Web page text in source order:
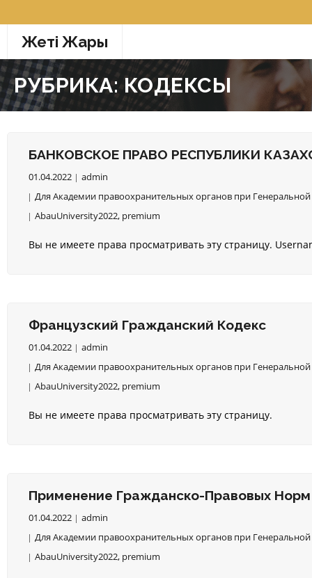
к
содержимому
Жетi Жарғы
РУБРИКА: КОДЕКСЫ
БАНКОВСКОЕ ПРАВО РЕСПУБЛИКИ
01.04.2022
admin
Для Академии правоохранительных органов при Генеральной
AbauUniversity2022, premium
Вы не имеете права просматривать эту страницу.
Французский Гражданский Кодекс
01.04.2022
admin
Для Академии правоохранительных органов при Генеральной
AbauUniversity2022, premium
Вы не имеете права просматривать эту страницу.
Применение Гражданско-Правовых
01.04.2022
admin
Для Академии правоохранительных органов при Генеральной
AbauUniversity2022, premium